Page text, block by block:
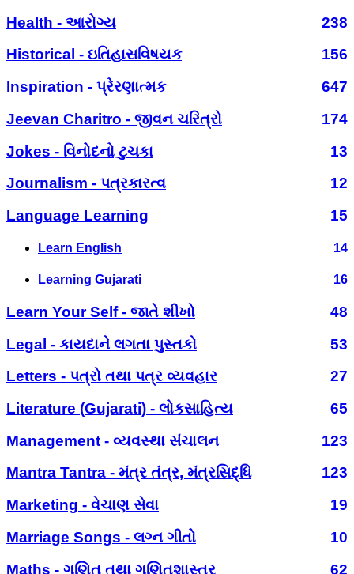
Health - આરોગ્ય
238
Historical - ઇતિહાસવિષયક
156
Inspiration - પ્રેરણાત્મક
647
Jeevan Charitro - જીવન ચરિત્રો
174
Jokes - વિનોદનો ટુચકા
13
Journalism - પત્રકારત્વ
12
Language Learning
15
Learn English 14
Learning Gujarati 16
Learn Your Self - જાતે શીખો
48
Legal - કાયદાને લગતા પુસ્તકો
53
Letters - પત્રો તથા પત્ર વ્યવહાર
27
Literature (Gujarati) - લોકસાહિત્ય
65
Management - વ્યવસ્થા સંચાલન
123
Mantra Tantra - મંત્ર તંત્ર, મંત્રસિદ્ધિ
123
Marketing - વેચાણ સેવા
19
Marriage Songs - લગ્ન ગીતો
10
Maths - ગણિત તથા ગણિતશાસ્ત્ર
62